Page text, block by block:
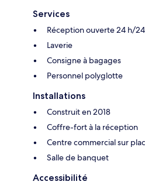
Services
Réception ouverte 24 h/24
Laverie
Consigne à bagages
Personnel polyglotte
Installations
Construit en 2018
Coffre-fort à la réception
Centre commercial sur
Salle de banquet
Accessibilité